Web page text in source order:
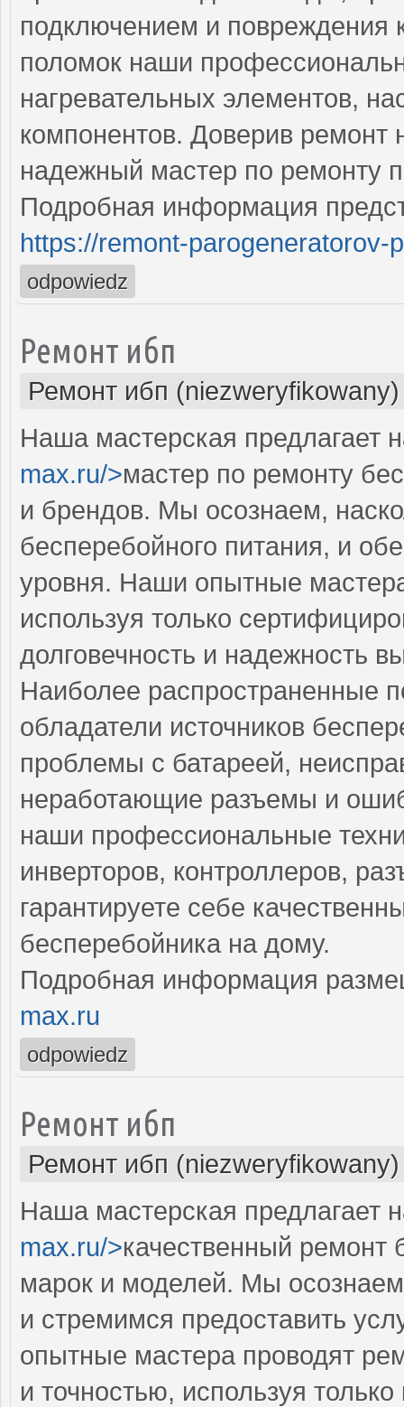
подключением и повреждения
поломок наши
нагревательных элементов,
компонентов. Доверив ремонт
надежный мастер по ремонту
Подробная информация
https://remont-parogeneratorov-
odpowiedz
Ремонт ибп
Ремонт ибп (niezweryfikowany)
Наша мастерская предлагает
max.ru/>мастер по ремонту
и брендов. Мы осознаем,
бесперебойного питания, и
уровня. Наши опытные
используя только
долговечность и надежность
Наиболее распространенные
обладатели источников
проблемы с батареей,
неработающие разъемы и
наши профессиональные
инверторов, контроллеров,
гарантируете себе
бесперебойника на дому.
Подробная информация
max.ru
odpowiedz
Ремонт ибп
Ремонт ибп (niezweryfikowany)
Наша мастерская предлагает
max.ru/>качественный ремонт
марок и моделей. Мы
и стремимся предоставить
опытные мастера проводят
и точностью, используя